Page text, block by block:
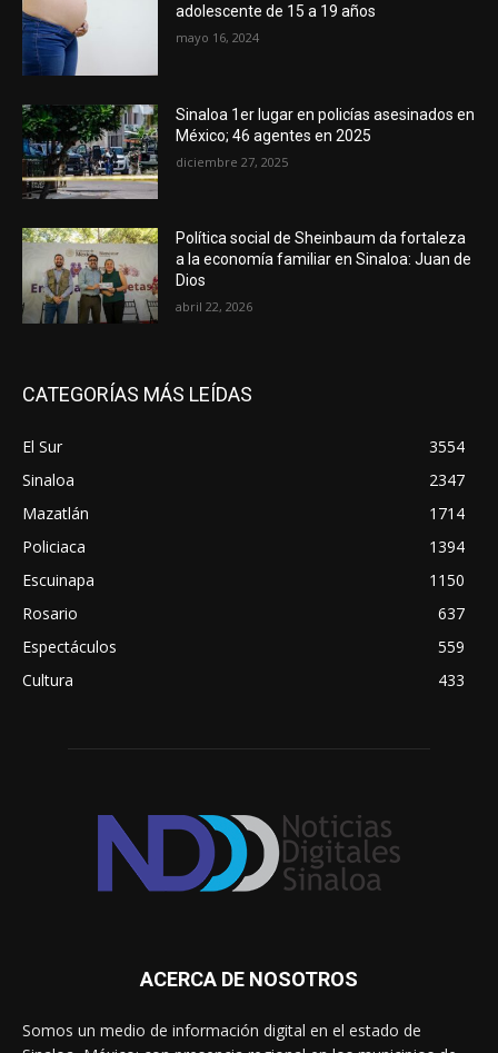
adolescente de 15 a 19 años
mayo 16, 2024
Sinaloa 1er lugar en policías asesinados en
México; 46 agentes en 2025
diciembre 27, 2025
Política social de Sheinbaum da fortaleza
a la economía familiar en Sinaloa: Juan de
Dios
abril 22, 2026
CATEGORÍAS MÁS LEÍDAS
El Sur
3554
Sinaloa
2347
Mazatlán
1714
Policiaca
1394
Escuinapa
1150
Rosario
637
Espectáculos
559
Cultura
433
ACERCA DE NOSOTROS
Somos un medio de información digital en el estado de